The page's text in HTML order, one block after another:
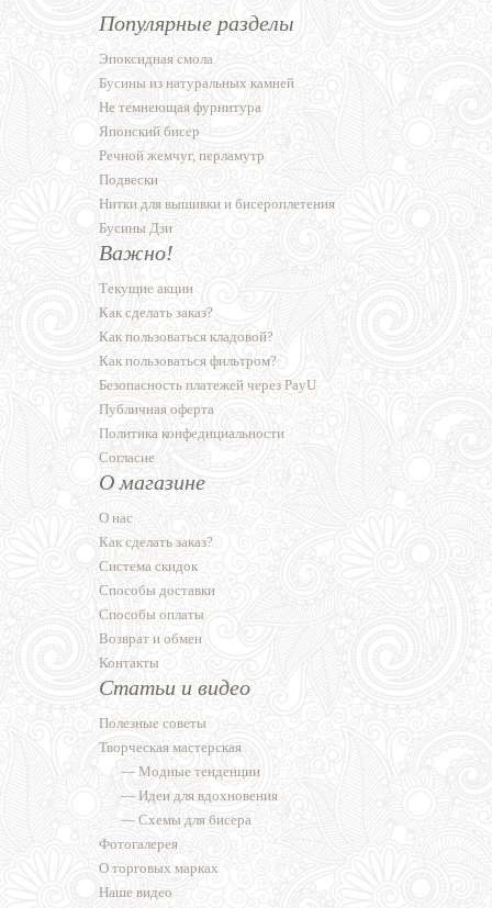
Популярные разделы
Эпоксидная смола
Бусины из натуральных камней
Не темнеющая фурнитура
Японский бисер
Речной жемчуг, перламутр
Подвески
Нитки для вышивки и бисероплетения
Бусины Дзи
Важно!
Текущие акции
Как сделать заказ?
Как пользоваться кладовой?
Как пользоваться фильтром?
Безопасность платежей через PayU
Публичная оферта
Политика конфедициальности
Согласие
О магазине
О нас
Как сделать заказ?
Система скидок
Способы доставки
Способы оплаты
Возврат и обмен
Контакты
Статьи и видео
Полезные советы
Творческая мастерская
— Модные тенденции
— Идеи для вдохновения
— Схемы для бисера
Фотогалерея
О торговых марках
Наше видео